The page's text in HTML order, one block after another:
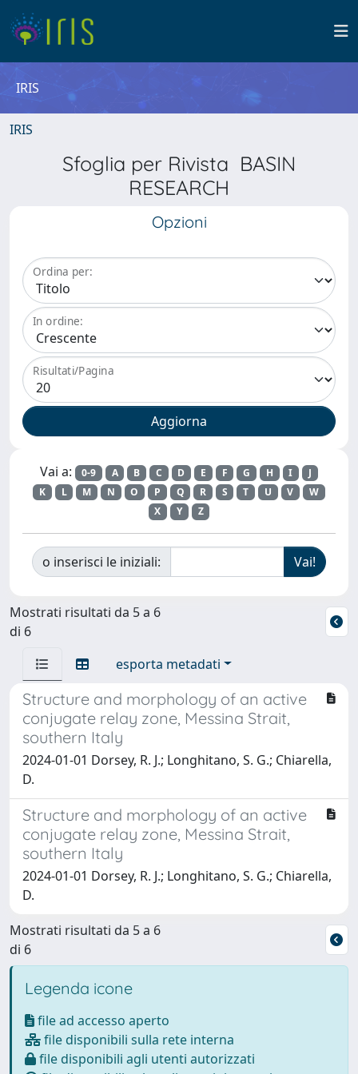
IRIS
IRIS
Sfoglia per Rivista BASIN
RESEARCH
Opzioni
Ordina per:
In ordine:
Risultati/Pagina
Vai a: 0-9 A B C D E F G H I
J
K
L M N O P Q R S T U V
W
X
Y Z
o inserisci le iniziali:
Mostrati risultati da 5 a 6
di 6
esporta metadati
Structure and morphology of an active
conjugate relay zone, Messina Strait,
southern Italy
2024-01-01 Dorsey, R. J.; Longhitano, S. G.; Chiarella,
D.
Structure and morphology of an active
conjugate relay zone, Messina Strait,
southern Italy
2024-01-01 Dorsey, R. J.; Longhitano, S. G.; Chiarella,
D.
Mostrati risultati da 5 a 6
di 6
Legenda icone
file ad accesso aperto
file disponibili sulla rete interna
file disponibili agli utenti autorizzati